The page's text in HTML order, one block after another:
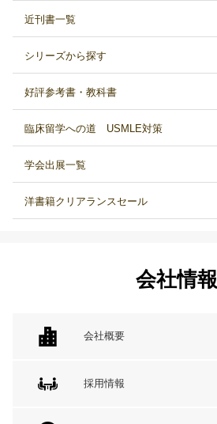
近刊書一覧
シリーズから探す
好評参考書・教科書
臨床留学への道 USMLE対策
学会出展一覧
洋書籍クリアランスセール
会社情報
会社概要
採用情報